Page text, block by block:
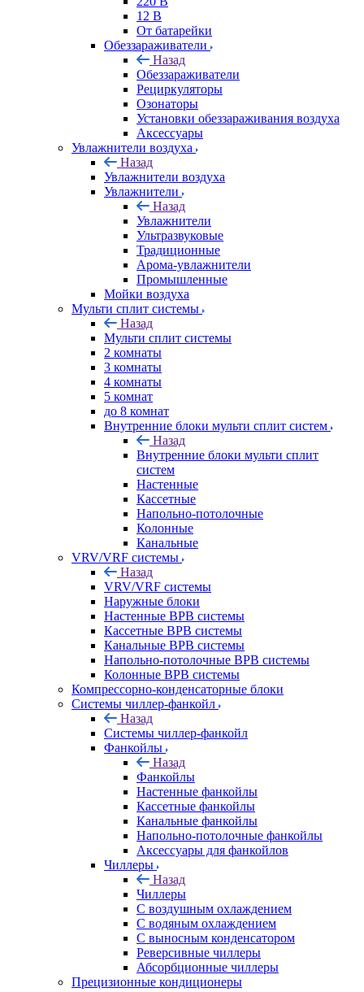
12 В
От батарейки
Обеззараживатели
Назад
Обеззараживатели
Рециркуляторы
Озонаторы
Установки обеззараживания воздуха
Аксессуары
Увлажнители воздуха
Назад
Увлажнители воздуха
Увлажнители
Назад
Увлажнители
Ультразвуковые
Традиционные
Арома-увлажнители
Промышленные
Мойки воздуха
Мульти сплит системы
Назад
Мульти сплит системы
2 комнаты
3 комнаты
4 комнаты
5 комнат
до 8 комнат
Внутренние блоки мульти сплит систем
Назад
Внутренние блоки мульти сплит
систем
Настенные
Кассетные
Напольно-потолочные
Колонные
Канальные
VRV/VRF системы
Назад
VRV/VRF системы
Наружные блоки
Настенные ВРВ системы
Кассетные ВРВ системы
Канальные ВРВ системы
Напольно-потолочные ВРВ системы
Колонные ВРВ системы
Компрессорно-конденсаторные блоки
Системы чиллер-фанкойл
Назад
Системы чиллер-фанкойл
Фанкойлы
Назад
Фанкойлы
Настенные фанкойлы
Кассетные фанкойлы
Канальные фанкойлы
Напольно-потолочные фанкойлы
Аксессуары для фанкойлов
Чиллеры
Назад
Чиллеры
С воздушным охлаждением
С водяным охлаждением
С выносным конденсатором
Реверсивные чиллеры
Абсорбционные чиллеры
Прецизионные кондиционеры